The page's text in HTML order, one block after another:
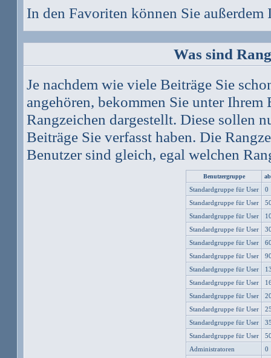
In den Favoriten können Sie
Was sind
Je nachdem wie viele Beiträge Sie
angehören, bekommen Sie unter
Rangzeichen dargestellt. Diese sollen
Beiträge Sie verfasst haben. Die
Benutzer sind gleich, egal welchen
Benutzergruppe
Standardgruppe für User
0
Standardgruppe für User
Standardgruppe für User
Standardgruppe für User
Standardgruppe für User
Standardgruppe für User
Standardgruppe für User
Standardgruppe für User
Standardgruppe für User
Standardgruppe für User
Standardgruppe für User
Standardgruppe für User
Administratoren
0